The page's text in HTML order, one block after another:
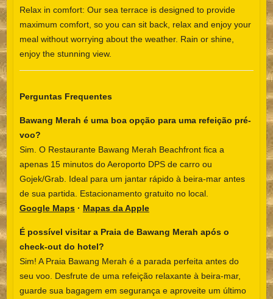
Relax in comfort: Our sea terrace is designed to provide
maximum comfort, so you can sit back, relax and enjoy your
meal without worrying about the weather. Rain or shine,
enjoy the stunning view.
Perguntas Frequentes
Bawang Merah é uma boa opção para uma refeição pré-
voo?
Sim. O Restaurante Bawang Merah Beachfront fica a
apenas 15 minutos do Aeroporto DPS de carro ou
Gojek/Grab. Ideal para um jantar rápido à beira-mar antes
de sua partida. Estacionamento gratuito no local.
Google Maps· Mapas da Apple
É possível visitar a Praia de Bawang Merah após o
check-out do hotel?
Sim! A Praia Bawang Merah é a parada perfeita antes do
seu voo. Desfrute de uma refeição relaxante à beira-mar,
guarde sua bagagem em segurança e aproveite um último